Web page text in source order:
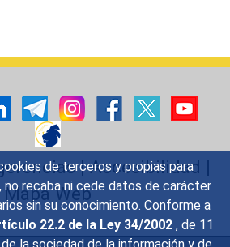
de terceros y propias para
no recaba ni cede datos de carácter
sin su conocimiento. Conforme a
22.2 de la Ley 34/2002 , de 11
|Accesibilidad |
Mapa Web